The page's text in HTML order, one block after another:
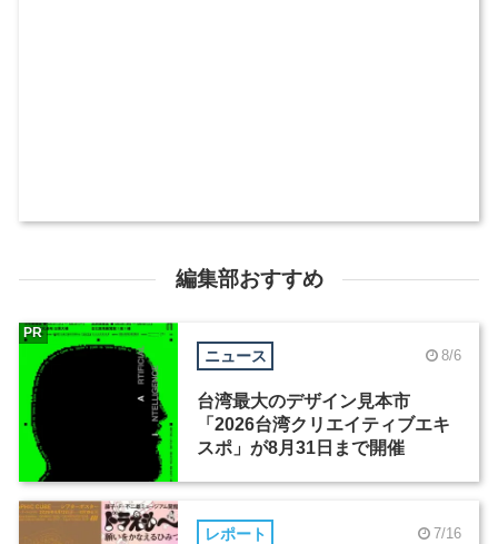
編集部おすすめ
ニュース 8/6
台湾最大のデザイン見本市
「2026台湾クリエイティブエキ
スポ」が8月31日まで開催
PR
レポート 7/16